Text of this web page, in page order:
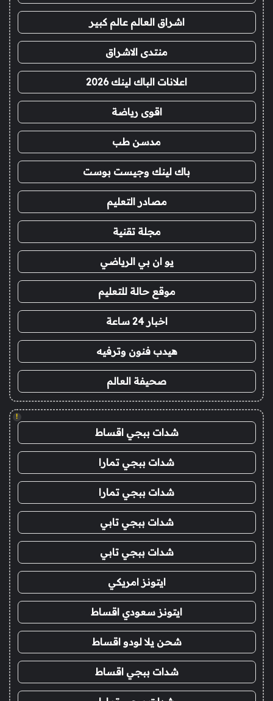
اشراق العالم عالم كبير
منتدى الاشراق
اعلانات الباك لينك 2026
اقوى رياضة
مدسن طب
باك لينك وجيست بوست
مصادر التعليم
مجلة تقنية
يو ان بي الرياضي
موقع حالة للتعليم
اخبار 24 ساعة
هيدب فنون وترفيه
صحيفة العالم
!
شدات ببجي اقساط
شدات ببجي تمارا
شدات ببجي تمارا
شدات ببجي تابي
شدات ببجي تابي
ايتونز امريكي
ايتونز سعودي اقساط
شحن يلا لودو اقساط
شدات ببجي اقساط